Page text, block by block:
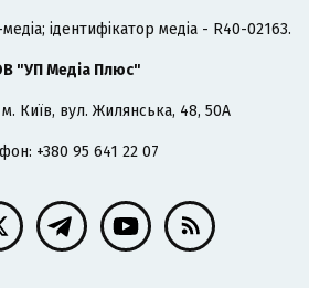
ідентифікатор медіа - R40-02163.
"УП Медіа Плюс"
Київ, вул. Жилянська, 48, 50А
+380 95 641 22 07